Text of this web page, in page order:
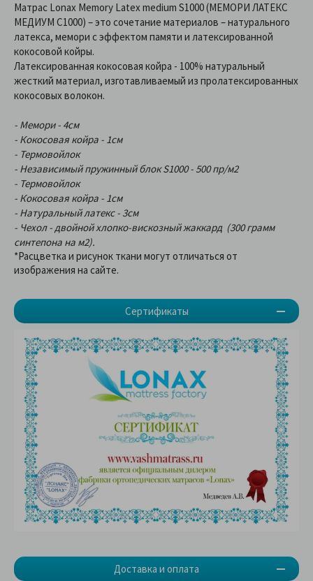
Сертификаты
Доставка и оплата
Матрас Lonax Memory Latex medium S1000 (МЕМОРИ ЛАТЕКС
МЕДИУМ С1000) – это сочетание материалов – натурального
латекса, мемори с эффектом памяти и латексированной
кокосовой койры.
Латексированная кокосовая койра - 100% натуральный
жесткий материал, изготавливаемый из пролатексированных
кокосовых волокон.
- Мемори - 4см
- Кокосовая койра - 1см
- Термовойлок
- Независимый пружинный блок S1000 - 500 пр/м2
- Термовойлок
- Кокосовая койра - 1см
- Натуральный латекс - 3см
- Чехол - двойной хлопко-вискозный жаккард (300 грамм
синтепона на м2).
*Расцветка и рисунок ткани могут отличаться от
изображения на сайте.